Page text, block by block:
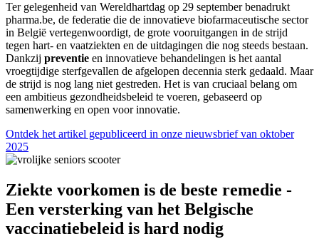
Ter gelegenheid van Wereldhartdag op 29 september benadrukt
pharma.be, de federatie die de innovatieve biofarmaceutische sector
in België vertegenwoordigt, de grote vooruitgangen in de strijd
tegen hart- en vaatziekten en de uitdagingen die nog steeds bestaan.
Dankzij preventie en innovatieve behandelingen is het aantal
vroegtijdige sterfgevallen de afgelopen decennia sterk gedaald. Maar
de strijd is nog lang niet gestreden. Het is van cruciaal belang om
een ambitieus gezondheidsbeleid te voeren, gebaseerd op
samenwerking en open voor innovatie.
Ontdek het artikel gepubliceerd in onze nieuwsbrief van oktober
2025
Ziekte voorkomen is de beste remedie -
Een versterking van het Belgische
vaccinatiebeleid is hard nodig